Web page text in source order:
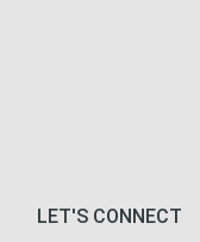
LET'S CONNECT